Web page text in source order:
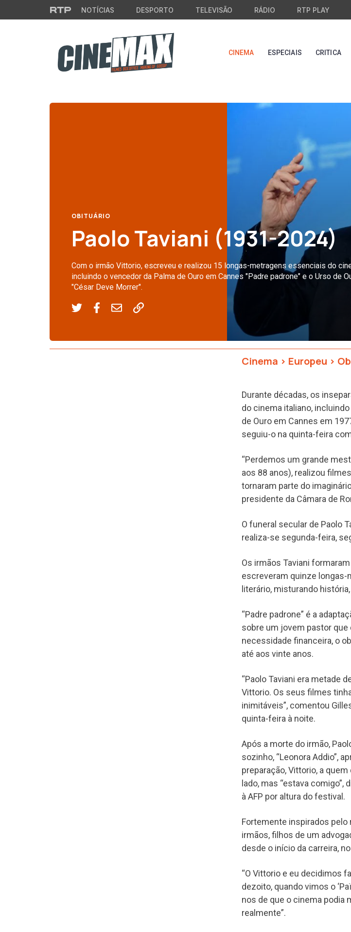
Saltar para o conteúdo principal
NOTÍCIAS DESPORTO TELEVISÃO RÁDIO RTP PLAY
CINEMA ESPECIAIS CRITICA
OBITUÁRIO
Paolo Taviani (1931-2024)
Com o irmão Vittorio, escreveu e realizou 15 longas-metragens essenciais do
incluindo o vencedor da Palma de Ouro em Cannes "Padre padrone" e o Urso de
"César Deve Morrer".
Cinema > Europeu >
Durante décadas, os
do cinema italiano, incluindo
de Ouro em Cannes em
seguiu-o na quinta-feira
“Perdemos um grande
aos 88 anos), realizou
tornaram parte do
presidente da Câmara de
O funeral secular de Paolo
realiza-se segunda-feira,
Os irmãos Taviani
escreveram quinze
literário, misturando
“Padre padrone” é a
sobre um jovem pastor que
necessidade financeira, o
até aos vinte anos.
“Paolo Taviani era metade
Vittorio. Os seus filmes
inimitáveis”, comentou
quinta-feira à noite.
Após a morte do irmão,
sozinho, “Leonora Addio”,
preparação, Vittorio, a
lado, mas “estava
à AFP por altura do festival.
Fortemente inspirados
irmãos, filhos de um
desde o início da carreira,
“O Vittorio e eu decidimos
dezoito, quando vimos o
nos de que o cinema podia
realmente”.